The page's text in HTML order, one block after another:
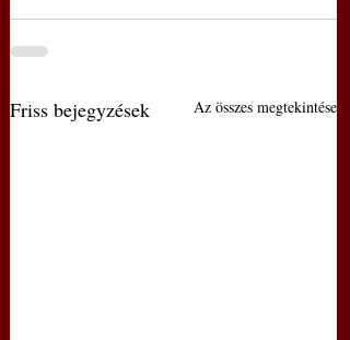
Friss bejegyzések Az összes megtekintése